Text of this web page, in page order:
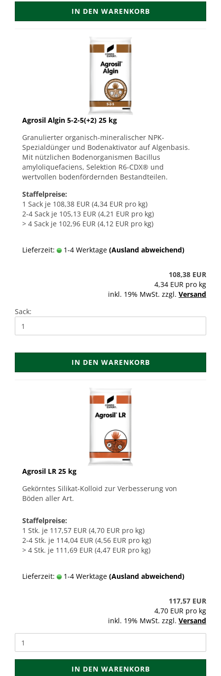
IN DEN WARENKORB
Agrosil Algin 5-2-5(+2) 25 kg
Granulierter organisch-mineralischer NPK-
Spezialdünger und Bodenaktivator auf Algenbasis.
Mit nützlichen Bodenorganismen Bacillus
amyloliquefaciens, Selektion R6-CDX® und
wertvollen bodenfördernden Bestandteilen.
Staffelpreise:
1 Sack je 108,38 EUR (4,34 EUR pro kg)
2-4 Sack je 105,13 EUR (4,21 EUR pro kg)
> 4 Sack je 102,96 EUR (4,12 EUR pro kg)
Lieferzeit: 1-4 Werktage (Ausland abweichend)
108,38 EUR
4,34 EUR pro kg
inkl. 19% MwSt. zzgl. Versand
Sack:
IN DEN WARENKORB
Agrosil LR 25 kg
Gekörntes Silikat-Kolloid zur Verbesserung von
Böden aller Art.
Staffelpreise:
1 Stk. je 117,57 EUR (4,70 EUR pro kg)
2-4 Stk. je 114,04 EUR (4,56 EUR pro kg)
> 4 Stk. je 111,69 EUR (4,47 EUR pro kg)
Lieferzeit: 1-4 Werktage (Ausland abweichend)
117,57 EUR
4,70 EUR pro kg
inkl. 19% MwSt. zzgl. Versand
IN DEN WARENKORB